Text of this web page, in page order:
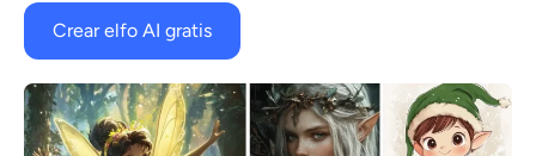
Crear elfo AI gratis